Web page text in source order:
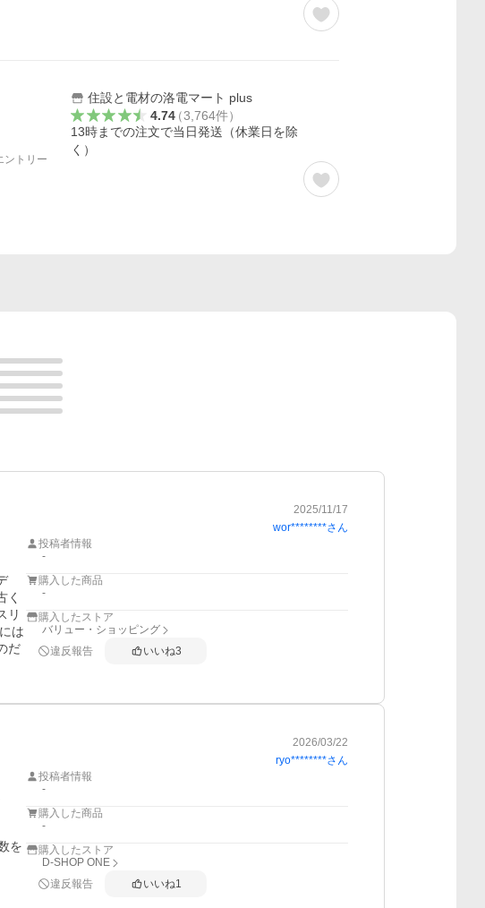
ントリー
住設と電材の洛電マート plus
4.74（3,764件）
13時までの注文で当日発送（休業日を除
く）
2025/11/17
wor********さん
く
リ
は
だ
投稿者情報
-
購入した商品
-
購入したストア
バリュー・ショッピング
違反報告
いいね3
2026/03/22
ryo********さん
を
投稿者情報
-
購入した商品
-
購入したストア
D-SHOP ONE
違反報告
いいね1